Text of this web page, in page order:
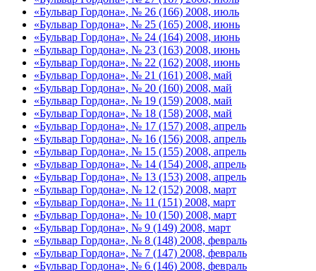
«Бульвар Гордона», № 26 (166) 2008, июль
«Бульвар Гордона», № 25 (165) 2008, июнь
«Бульвар Гордона», № 24 (164) 2008, июнь
«Бульвар Гордона», № 23 (163) 2008, июнь
«Бульвар Гордона», № 22 (162) 2008, июнь
«Бульвар Гордона», № 21 (161) 2008, май
«Бульвар Гордона», № 20 (160) 2008, май
«Бульвар Гордона», № 19 (159) 2008, май
«Бульвар Гордона», № 18 (158) 2008, май
«Бульвар Гордона», № 17 (157) 2008, апрель
«Бульвар Гордона», № 16 (156) 2008, апрель
«Бульвар Гордона», № 15 (155) 2008, апрель
«Бульвар Гордона», № 14 (154) 2008, апрель
«Бульвар Гордона», № 13 (153) 2008, апрель
«Бульвар Гордона», № 12 (152) 2008, март
«Бульвар Гордона», № 11 (151) 2008, март
«Бульвар Гордона», № 10 (150) 2008, март
«Бульвар Гордона», № 9 (149) 2008, март
«Бульвар Гордона», № 8 (148) 2008, февраль
«Бульвар Гордона», № 7 (147) 2008, февраль
«Бульвар Гордона», № 6 (146) 2008, февраль